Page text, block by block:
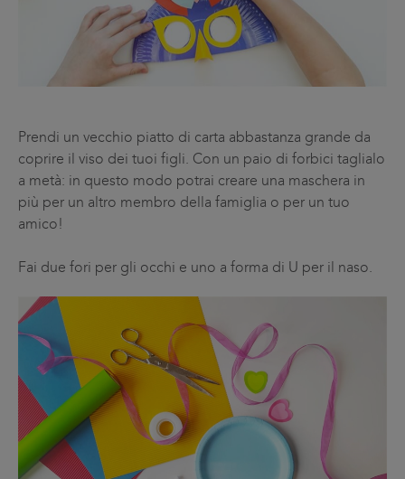
Prendi un vecchio piatto di carta abbastanza grande da
coprire il viso dei tuoi figli. Con un paio di forbici taglialo
a metà: in questo modo potrai creare una maschera in
più per un altro membro della famiglia o per un tuo
amico!
Fai due fori per gli occhi e uno a forma di U per il naso.